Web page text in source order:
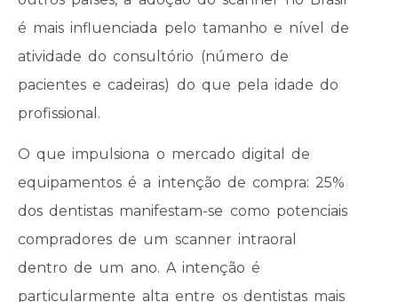
é mais influenciada pelo tamanho e nível de
atividade do consultório (número de
pacientes e cadeiras) do que pela idade do
profissional.
O que impulsiona o mercado digital de
equipamentos é a intenção de compra: 25%
dos dentistas manifestam-se como potenciais
compradores de um scanner intraoral
dentro de um ano. A intenção é
particularmente alta entre os dentistas mais